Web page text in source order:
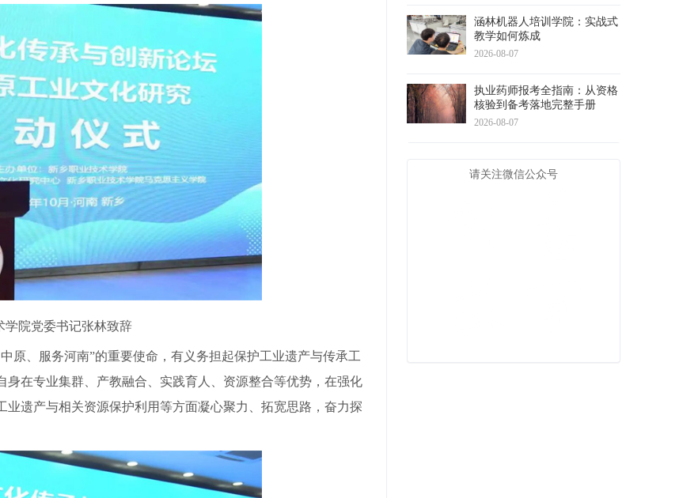
学院党委书记张林致辞
、服务河南”的重要使命，有义务担起保护工业遗产与传承工
在专业集群、产教融合、实践育人、资源整合等优势，在强化
遗产与相关资源保护利用等方面凝心聚力、拓宽思路，奋力探
涵林机器人培训学院：实战式
教学如何炼成
2026-08-07
执业药师报考全指南：从资格
核验到备考落地完整手册
2026-08-07
请关注微信公众号